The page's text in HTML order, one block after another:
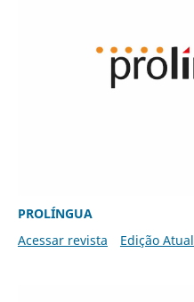
PROLÍNGUA
Acessar revista
Edição Atual